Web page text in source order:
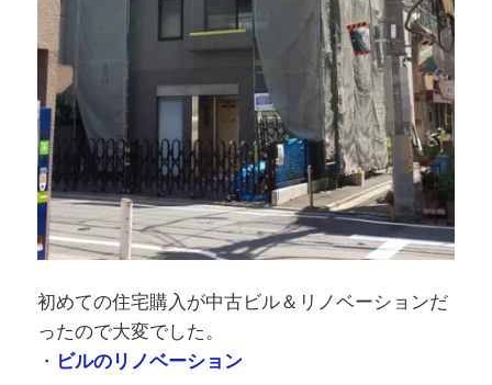
初めての住宅購入が中古ビル＆リノベーションだ
ったので大変でした。
・ ビルのリノベーション